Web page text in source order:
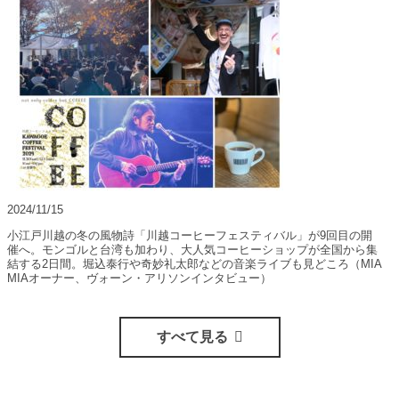
2024/11/15
小江戸川越の冬の風物詩「川越コーヒーフェスティバル」が9回目の開
催へ。モンゴルと台湾も加わり、大人気コーヒーショップが全国から集
結する2日間。堀込泰行や奇妙礼太郎などの音楽ライブも見どころ（MIA
MIAオーナー、ヴォーン・アリソンインタビュー）
すべて見る